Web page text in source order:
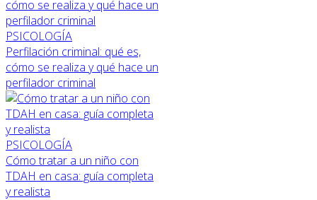
PSICOLOGÍA
Perfilación criminal: qué es,
cómo se realiza y qué hace un
perfilador criminal
PSICOLOGÍA
Cómo tratar a un niño con
TDAH en casa: guía completa
y realista